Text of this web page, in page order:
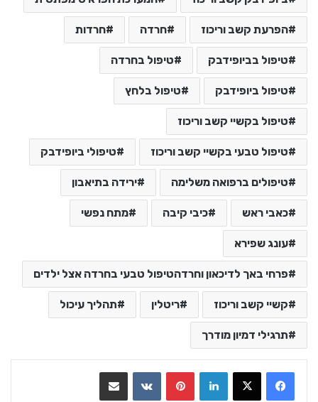
הפרעת קשב וריכוז חרדה חרדות
טיפול בביופידבק טיפול בחרדה
טיפול ביופידבק טיפול בלחץ
טיפול בקשיי קשב וריכוז
טיפול טבעי בקשיי קשב וריכוז טיפולי ביופידבק
טיפולים ברפואה משלימה ירידה בתיאבון
כאבי ראש כיבי קיבה מתח נפשי
עונג שפירא
פרחי באך לדיכאון וחרדהטיפול טבעי בחרדה אצל ילדים
קשיי קשב וריכוז ריטלין תהליך עיכול
תרגילי דמיון מודרך
LinkedIn
VKontakte